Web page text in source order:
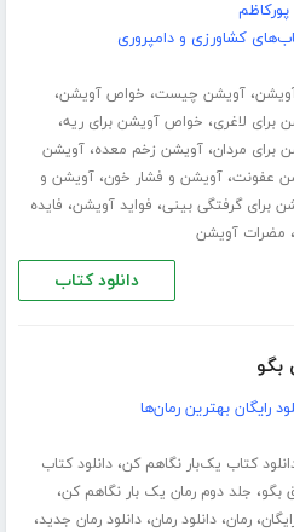
کشاورزی و دامپروری
،آویشن چیست، خواص آویشن،
برای لاغری، خواص آویشن برای ریه،
برای مردان،آویشن زخم معده،آویشن
عفونت،آویشن و فشار خون،آویشن و
برای گرفتگی بینی، فواید آویشن، فایده
، مضرات آویشن
دانلود کتاب
بگو
رایگان بهترین رمان‌ها
کتاب یک‌بار نگاهم کن،دانلود کتاب
بگو، جلد دوم رمان یک بار نگاهم کن،
،رمان،دانلود رمان،دانلود رمان جدید،